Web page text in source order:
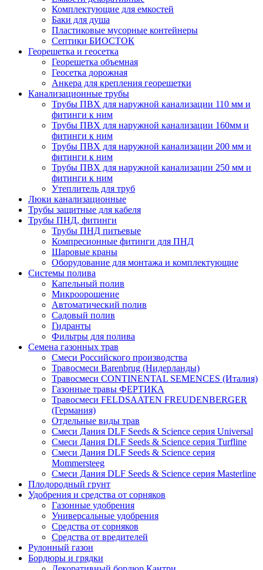
Комплектующие для емкостей
Баки для душа
Пластиковые мусорные контейнеры
Септики БИОСТОК
Георешетка и геосетка
Георешетка объемная
Геосетка дорожная
Анкера для крепления георешетки
Канализационные трубы
Трубы ПВХ для наружной канализации 110 мм и
фитинги к ним
Трубы ПВХ для наружной канализации 160мм и
фитинги к ним
Трубы ПВХ для наружной канализации 200 мм и
фитинги к ним
Трубы ПВХ для наружной канализации 250 мм и
фитинги к ним
Утеплитель для труб
Люки канализационные
Трубы защитные для кабеля
Трубы ПНД, фитинги
Трубы ПНД питьевые
Компресионные фитинги для ПНД
Шаровые краны
Оборудование для монтажа и комплектующие
Системы полива
Капельный полив
Микроорошение
Автоматический полив
Садовый полив
Гидранты
Фильтры для полива
Семена газонных трав
Смеси Российского производства
Травосмеси Barenbrug (Нидерланды)
Травосмеси CONTINENTAL SEMENCES (Италия)
Газонные травы ФЕРТИКА
Травосмеси FELDSAATEN FREUDENBERGER
(Германия)
Отдельные виды трав
Смеси Дания DLF Seeds & Sciеnce серия Universal
Смеси Дания DLF Seeds & Sciеnce серия Turfline
Смеси Дания DLF Seeds & Sciеnce серия
Mommersteeg
Смеси Дания DLF Seeds & Sciеnce серия Masterline
Плодородный грунт
Удобрения и средства от сорняков
Газонные удобрения
Универсальные удобрения
Средства от сорняков
Средства от вредителей
Рулонный газон
Бордюры и грядки